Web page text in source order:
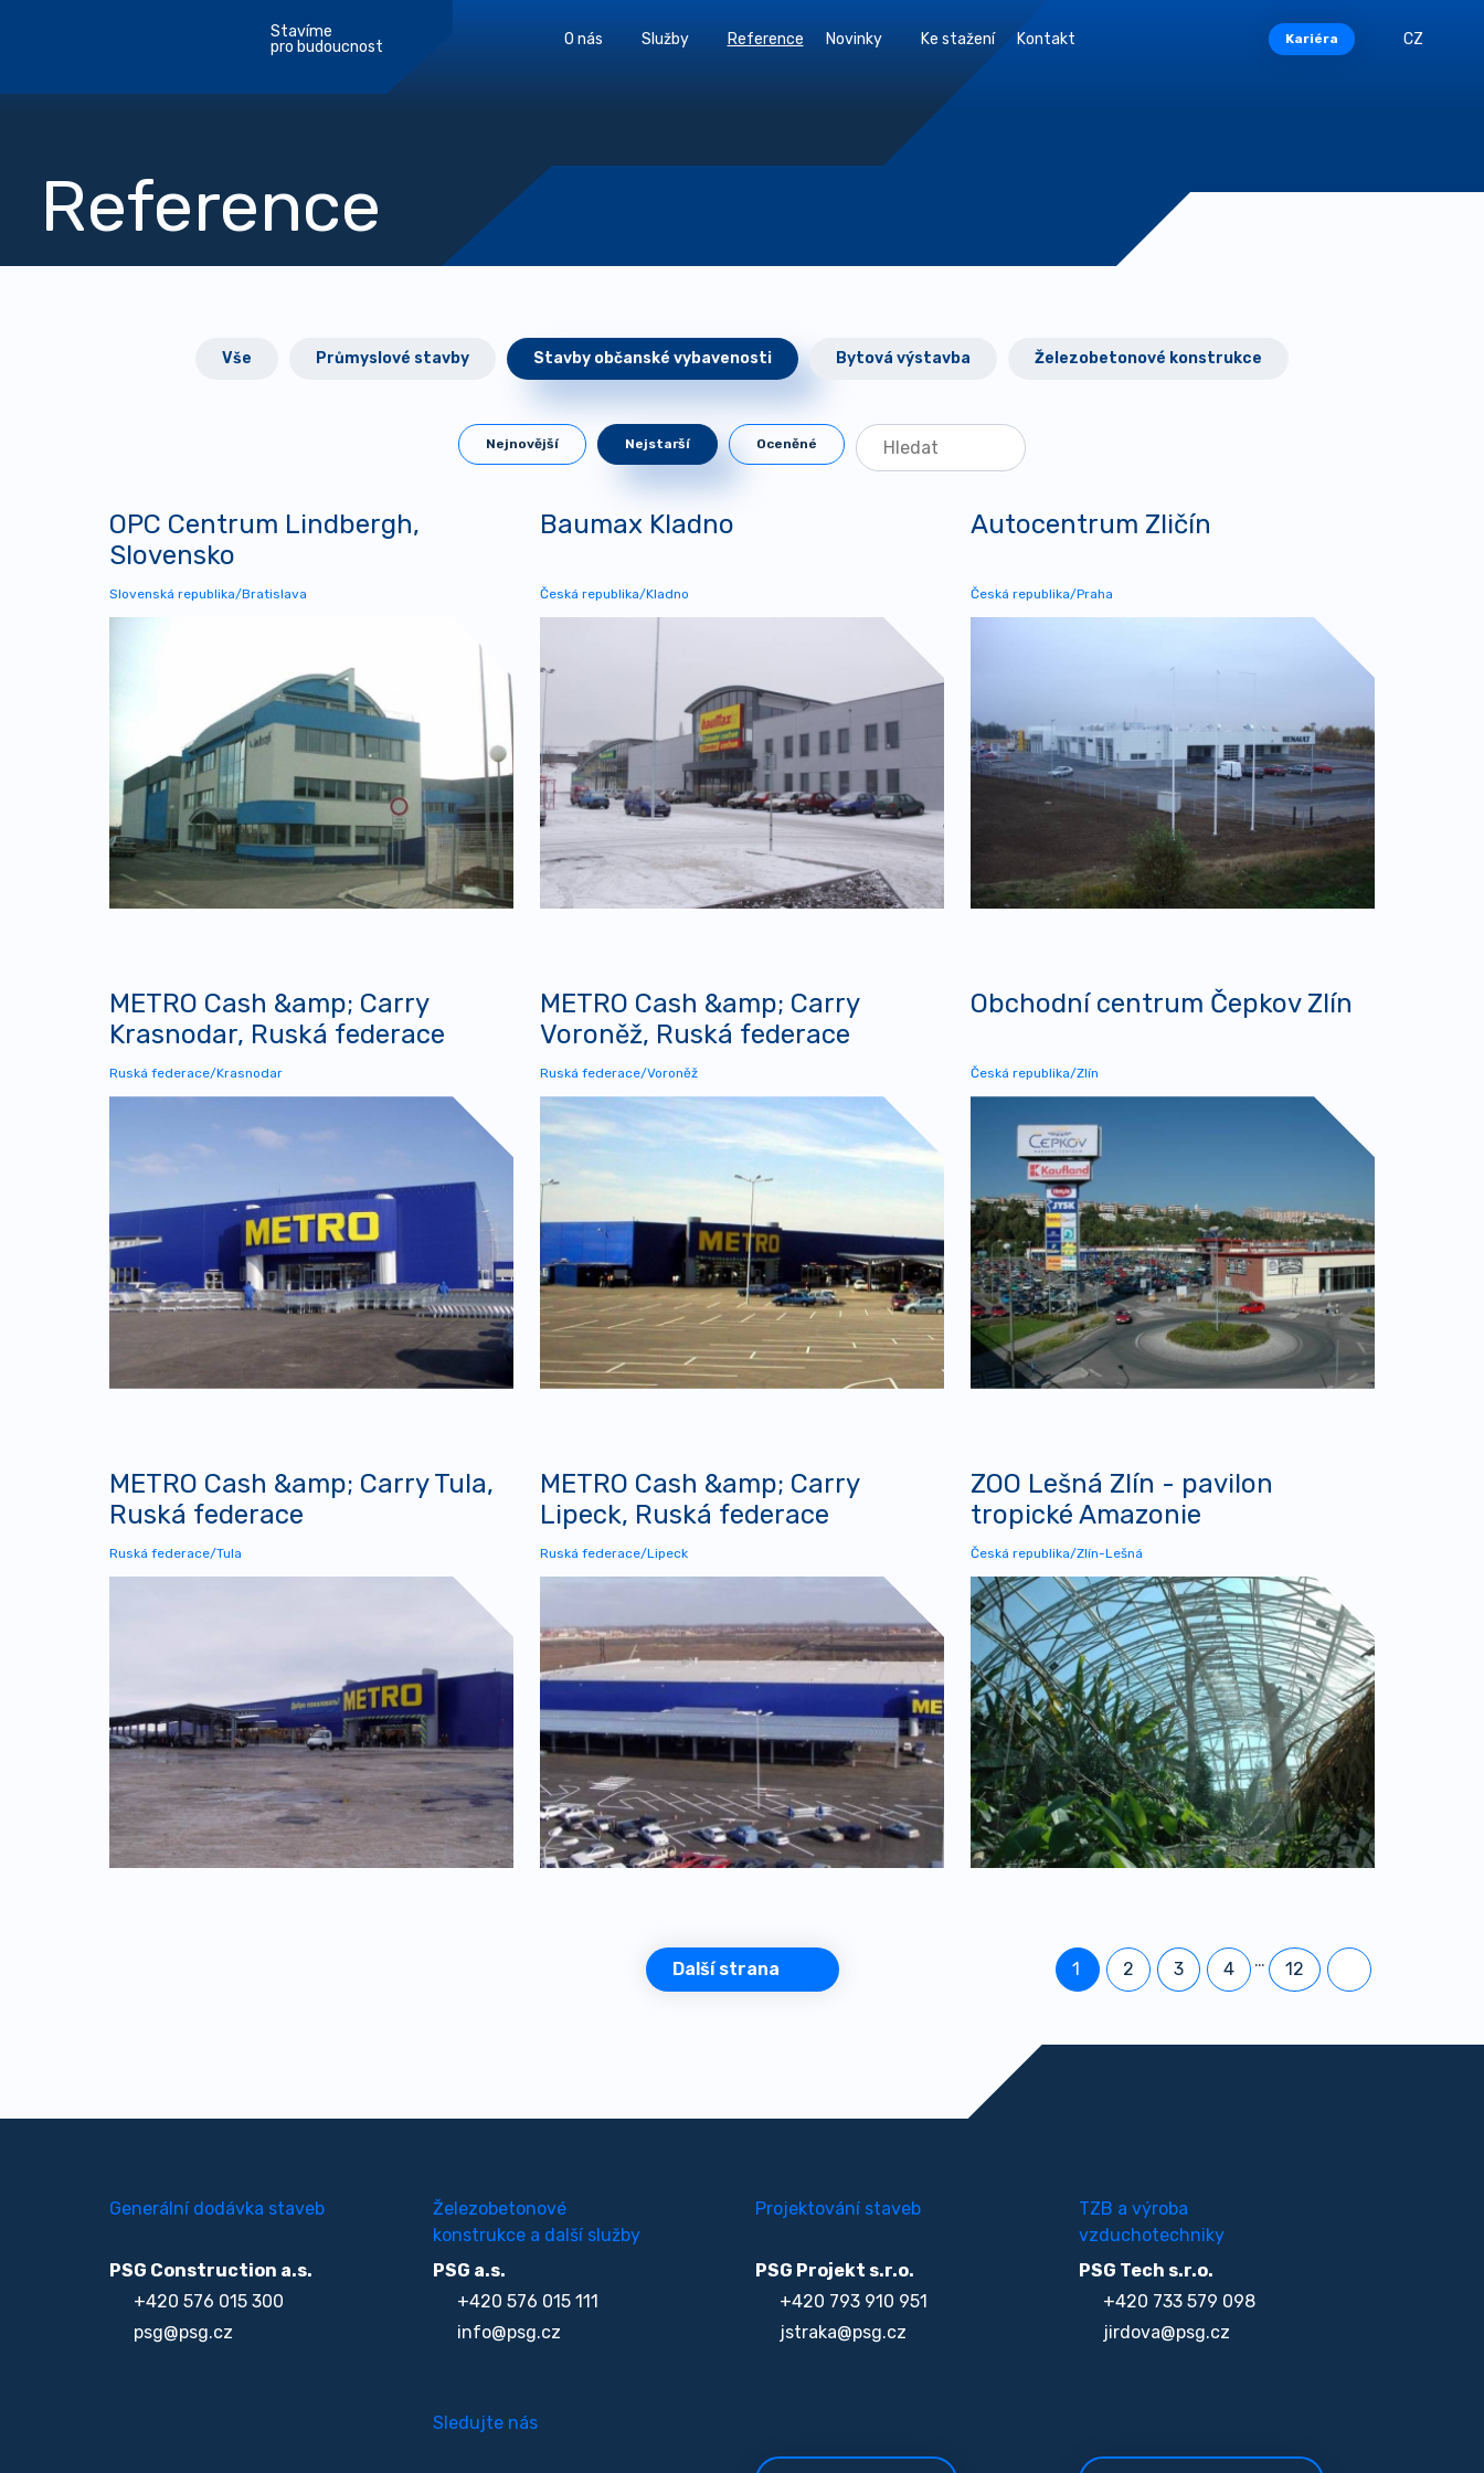
Stavíme
pro budoucnost
O nás Služby Reference Novinky Ke stažení Kontakt Kariéra CZ
Reference
Vše Průmyslové stavby Stavby občanské vybavenosti Bytová výstavba Železobetonové konstrukce
Nejnovější Nejstarší Oceněné
OPC Centrum Lindbergh,
Slovensko
Slovenská republika/Bratislava
Baumax Kladno
Česká republika/Kladno
Autocentrum Zličín
Česká republika/Praha
METRO Cash &amp; Carry
Krasnodar, Ruská federace
Ruská federace/Krasnodar
METRO Cash &amp; Carry
Voroněž, Ruská federace
Ruská federace/Voroněž
Obchodní centrum Čepkov Zlín
Česká republika/Zlín
METRO Cash &amp; Carry Tula,
Ruská federace
Ruská federace/Tula
METRO Cash &amp; Carry
Lipeck, Ruská federace
Ruská federace/Lipeck
ZOO Lešná Zlín - pavilon
tropické Amazonie
Česká republika/Zlín-Lešná
Další strana 1 2 3 4 … 12
Generální dodávka staveb
PSG Construction a.s.
+420 576 015 300
psg@psg.cz
Železobetonové
konstrukce a další služby
PSG a.s.
+420 576 015 111
info@psg.cz
Projektování staveb
PSG Projekt s.r.o.
+420 793 910 951
jstraka@psg.cz
TZB a výroba
vzduchotechniky
PSG Tech s.r.o.
+420 733 579 098
jirdova@psg.cz
Sledujte nás